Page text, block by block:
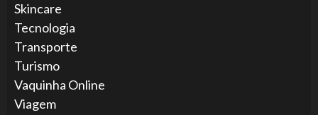
Skincare
Tecnologia
Transporte
Turismo
Vaquinha Online
Viagem